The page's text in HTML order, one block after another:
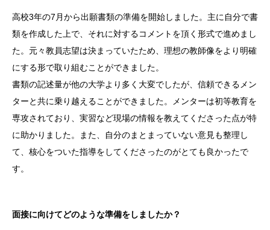
高校3年の7月から出願書類の準備を開始しました。主に自分で書
類を作成した上で、それに対するコメントを頂く形式で進めまし
た。元々教員志望は決まっていたため、理想の教師像をより明確
にする形で取り組むことができました。
書類の記述量が他の大学より多く大変でしたが、信頼できるメン
ターと共に乗り越えることができました。メンターは初等教育を
専攻されており、実習など現場の情報を教えてくださった点が特
に助かりました。また、自分のまとまっていない意見も整理し
て、核心をついた指導をしてくださったのがとても良かったで
す。
面接に向けてどのような準備をしましたか？